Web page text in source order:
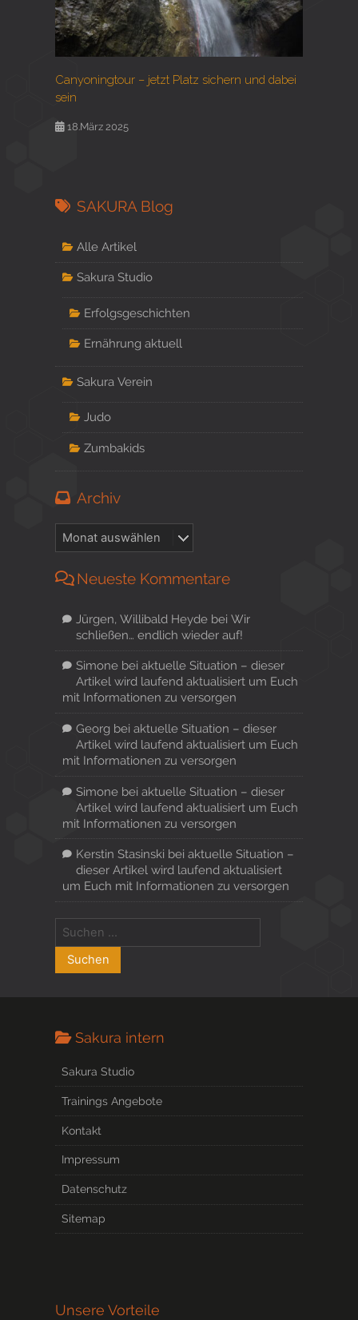
Canyoningtour – jetzt Platz sichern und dabei
sein
18.März 2025
SAKURA Blog
Alle Artikel
Sakura Studio
Erfolgsgeschichten
Ernährung aktuell
Sakura Verein
Judo
Zumbakids
Archiv
Neueste Kommentare
Jürgen, Willibald Heydebei Wir
schließen… endlich wieder auf!
Simonebei aktuelle Situation – dieser
Artikel wird laufend aktualisiert um Euch
mit Informationen zu versorgen
Georg bei aktuelle Situation – dieser
Artikel wird laufend aktualisiert um Euch
mit Informationen zu versorgen
Simonebei aktuelle Situation – dieser
Artikel wird laufend aktualisiert um Euch
mit Informationen zu versorgen
Kerstin Stasinski bei aktuelle Situation –
dieser Artikel wird laufend aktualisiert
um Euch mit Informationen zu versorgen
Sakura intern
Sakura Studio
Trainings Angebote
Kontakt
Impressum
Datenschutz
Sitemap
Unsere Vorteile